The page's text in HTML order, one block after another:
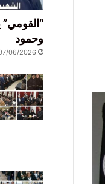
وحمود
06/2026